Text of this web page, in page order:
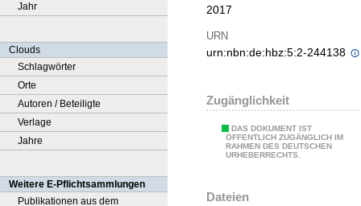
Jahr
Clouds
Schlagwörter
Orte
Autoren / Beteiligte
Verlage
Jahre
Weitere E-Pflichtsammlungen
Publikationen aus dem
2017
URN
urn:nbn:de:hbz:5:2-244138
Zugänglichkeit
DAS DOKUMENT IST
ÖFFENTLICH ZUGÄNGLICH IM
RAHMEN DES DEUTSCHEN
URHEBERRECHTS.
Dateien